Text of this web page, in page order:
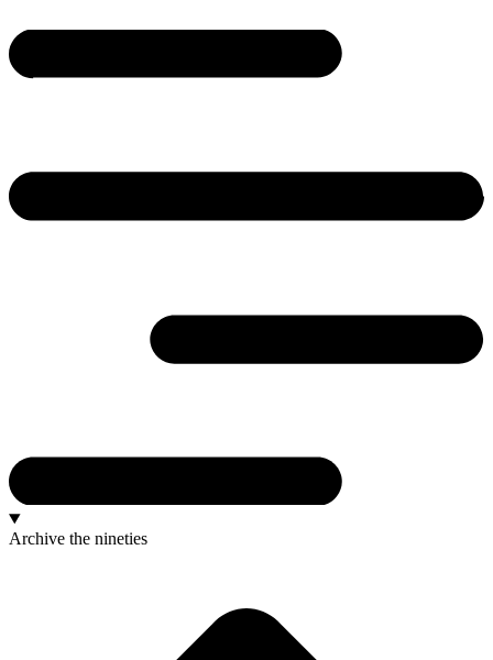
Archive the nineties